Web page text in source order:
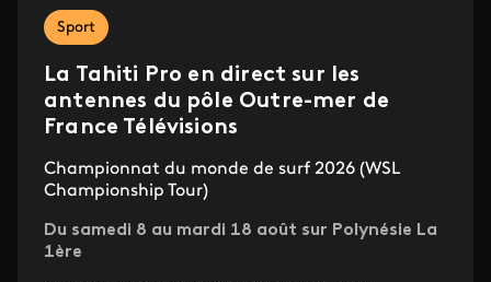
Sport
La Tahiti Pro en direct sur les
antennes du pôle Outre-mer de
France Télévisions
Championnat du monde de surf 2026 (WSL
Championship Tour)
Du samedi 8 au mardi 18 août sur Polynésie La
1ère